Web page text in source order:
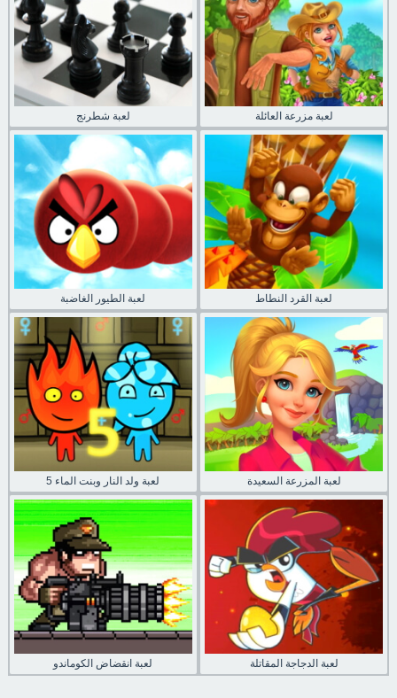
لعبة شطرنج لعبة مزرعة العائلة
لعبة الطيور الغاضبة لعبة القرد النطاط
لعبة ولد النار وبنت الماء 5 لعبة المزرعة السعيدة
لعبة انقضاض الكوماندو لعبة الدجاجة المقاتلة